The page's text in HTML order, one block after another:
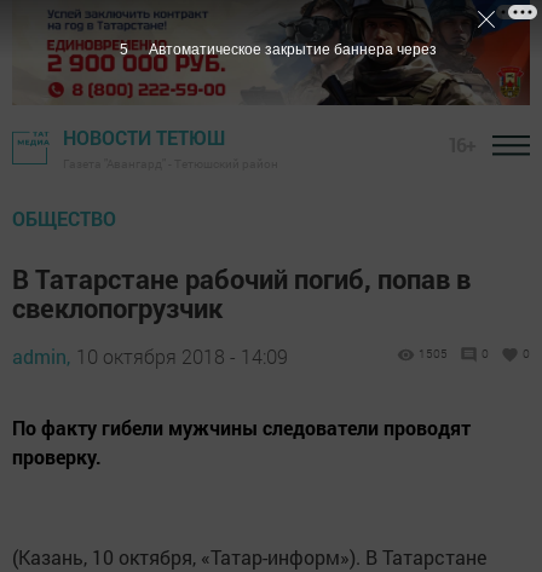
НОВОСТИ ТЕТЮШ
ОБЩЕСТВО
В Татарстане рабочий погиб, попав в
свеклопогрузчик
admin, 10 октября 2018 - 14:09 1505 0 0
По факту гибели мужчины следователи проводят
проверку.
(Казань, 10 октября, «Татар-информ»). В Татарстане
5 Автоматическое закрытие баннера через